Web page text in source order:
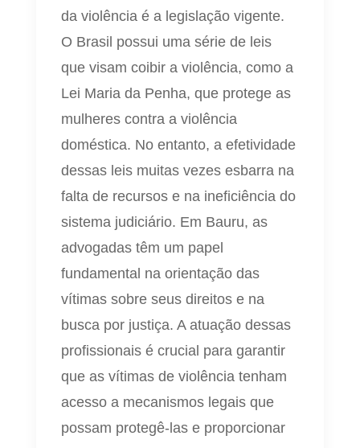
da violência é a legislação vigente.
O Brasil possui uma série de leis
que visam coibir a violência, como a
Lei Maria da Penha, que protege as
mulheres contra a violência
doméstica. No entanto, a efetividade
dessas leis muitas vezes esbarra na
falta de recursos e na ineficiência do
sistema judiciário. Em Bauru, as
advogadas têm um papel
fundamental na orientação das
vítimas sobre seus direitos e na
busca por justiça. A atuação dessas
profissionais é crucial para garantir
que as vítimas de violência tenham
acesso a mecanismos legais que
possam protegê-las e proporcionar